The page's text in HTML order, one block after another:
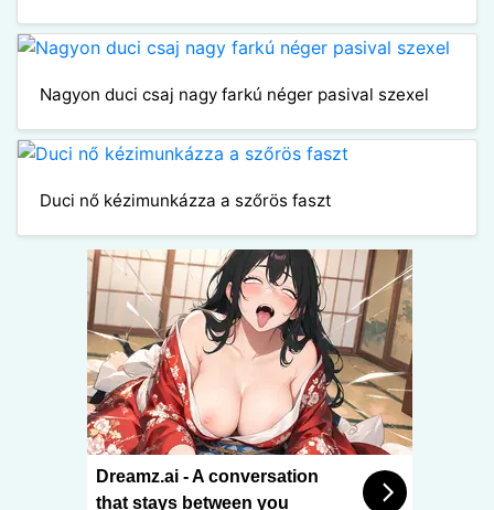
Nagyon duci csaj nagy farkú néger pasival szexel
Duci nő kézimunkázza a szőrös faszt
Dreamz.ai - A conversation
that stays between you